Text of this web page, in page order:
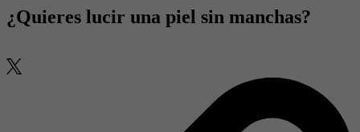
¿Quieres lucir una piel sin manchas?